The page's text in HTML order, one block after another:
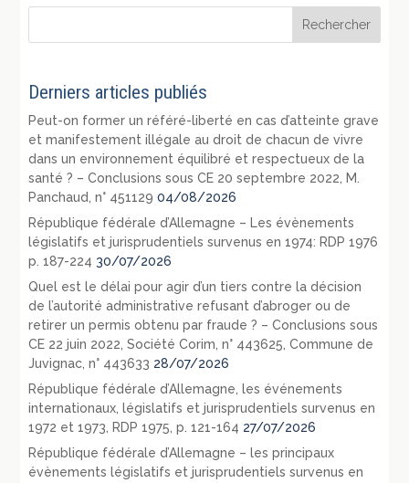
Derniers articles publiés
Peut-on former un référé-liberté en cas d’atteinte grave
et manifestement illégale au droit de chacun de vivre
dans un environnement équilibré et respectueux de la
santé ? – Conclusions sous CE 20 septembre 2022, M.
Panchaud, n° 451129 04/08/2026
République fédérale d’Allemagne – Les évènements
législatifs et jurisprudentiels survenus en 1974: RDP 1976
p. 187-224 30/07/2026
Quel est le délai pour agir d’un tiers contre la décision
de l’autorité administrative refusant d’abroger ou de
retirer un permis obtenu par fraude ? – Conclusions sous
CE 22 juin 2022, Société Corim, n° 443625, Commune de
Juvignac, n° 443633 28/07/2026
République fédérale d’Allemagne, les événements
internationaux, législatifs et jurisprudentiels survenus en
1972 et 1973, RDP 1975, p. 121-164 27/07/2026
République fédérale d’Allemagne – les principaux
évènements législatifs et jurisprudentiels survenus en